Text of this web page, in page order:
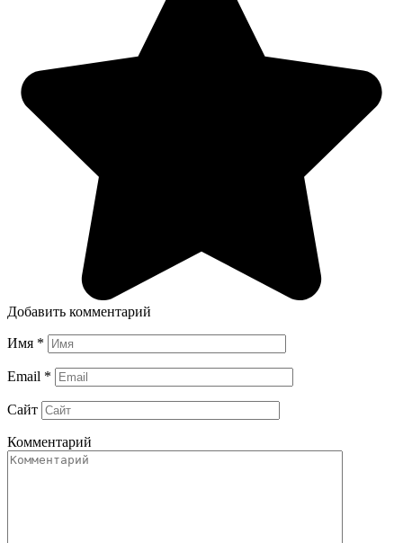
Добавить комментарий
Имя *
Email *
Сайт
Комментарий